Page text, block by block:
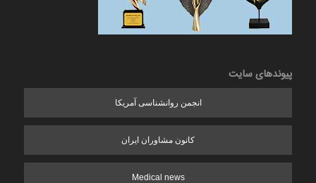
پیوندهای سایت
انجمن روانشناسی آمریکا
کانون مشاوران ایران
Medical news